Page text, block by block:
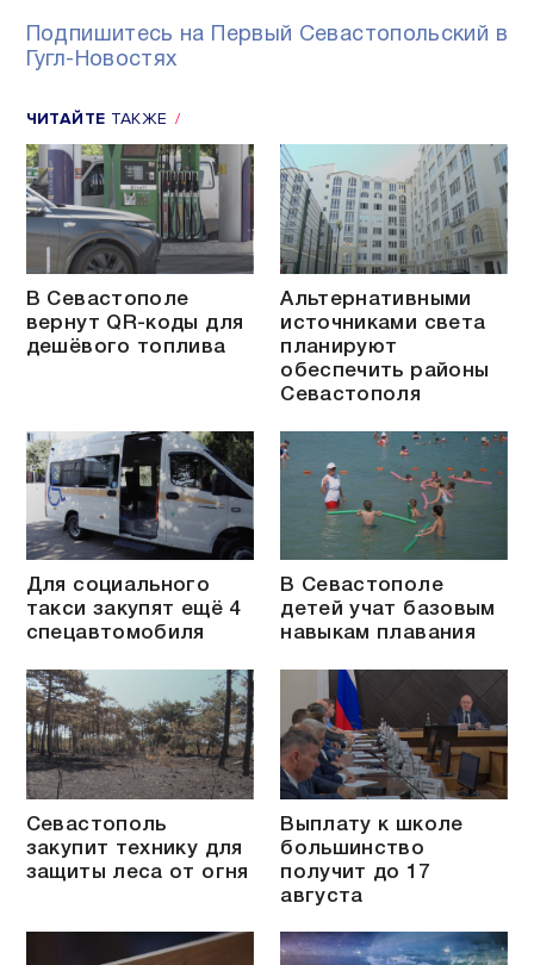
Подпишитесь на Первый Севастопольский в
Гугл-Новостях
ЧИТАЙТЕ ТАКЖЕ
В Севастополе
вернут QR-коды для
дешёвого топлива
Альтернативными
источниками света
планируют
обеспечить районы
Севастополя
Для социального
такси закупят ещё 4
спецавтомобиля
В Севастополе
детей учат базовым
навыкам плавания
Севастополь
закупит технику для
защиты леса от огня
Выплату к школе
большинство
получит до 17
августа